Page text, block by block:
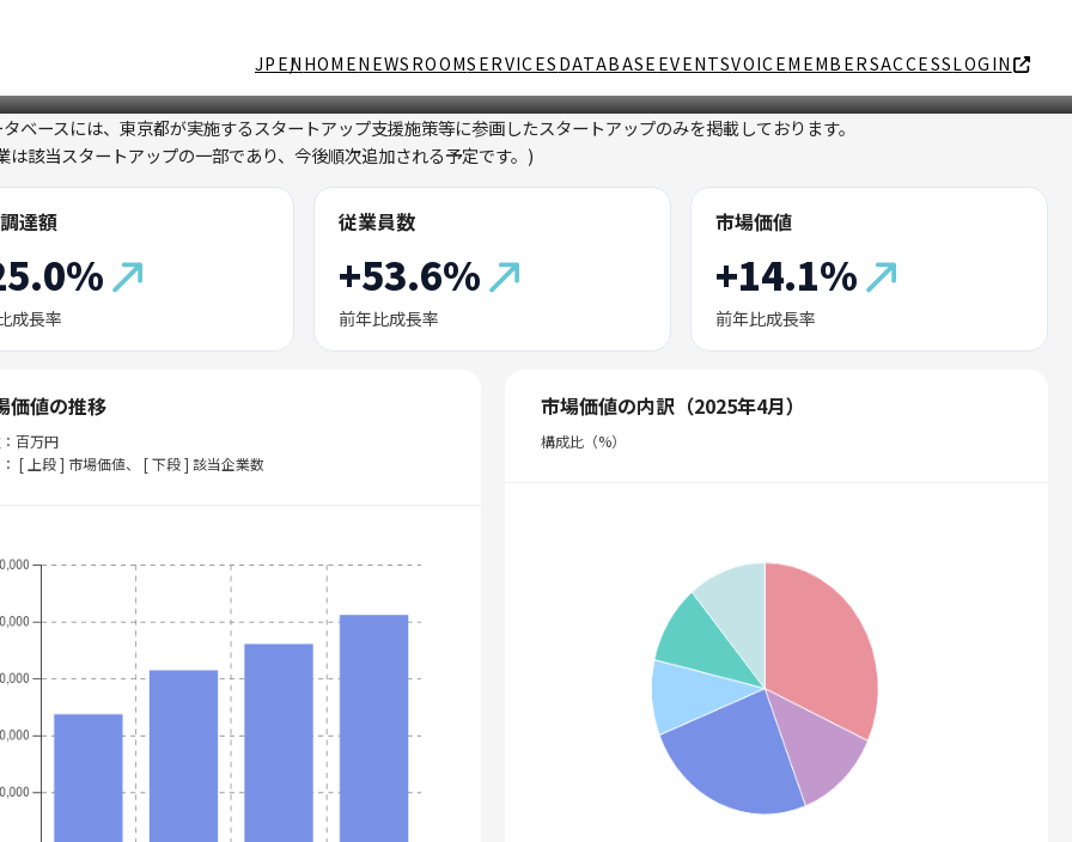
JP EN HOMENEWSROOMSERVICES DATABASE EVENTSVOICEMEMBERSACCESSLOGIN
ベースには、東京都が実施するスタートアップ支援施策等に参画したスタートアップのみを掲載しております。
は該当スタートアップの一部であり、今後順次追加される予定です。)
達額
成長率
従業員数
+53.6%
前年比成長率
市場価値
+14.1%
前年比成長率
価値の推移
百万円
[ 上段 ] 市場価値、 [ 下段 ] 該当企業数
市場価値の内訳（2025年4月）
構成比（%）